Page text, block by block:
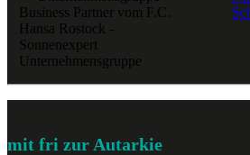
Business Partner vom F.C.
Hansa Rostock -
Sonnenexpert
Unternehmensgruppe
mit fri zur Autarkie